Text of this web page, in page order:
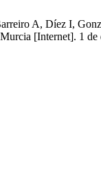
Barreiro A, Díez
[Internet]. 1 de